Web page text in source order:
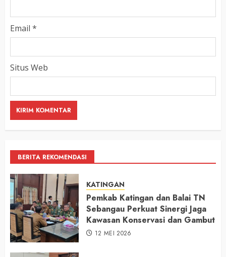
Email *
Situs Web
BERITA REKOMENDASI
KATINGAN
Pemkab Katingan dan Balai TN
Sebangau Perkuat Sinergi Jaga
Kawasan Konservasi dan Gambut
12 MEI 2026